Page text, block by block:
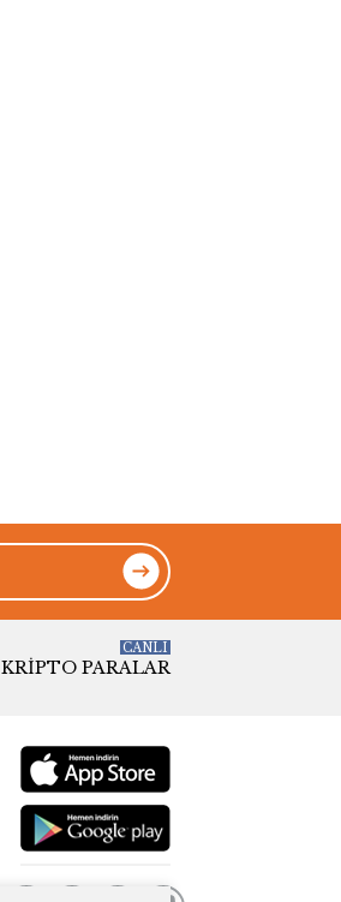
KRIPTO PARALAR
CANLI